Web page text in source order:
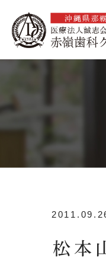
松本